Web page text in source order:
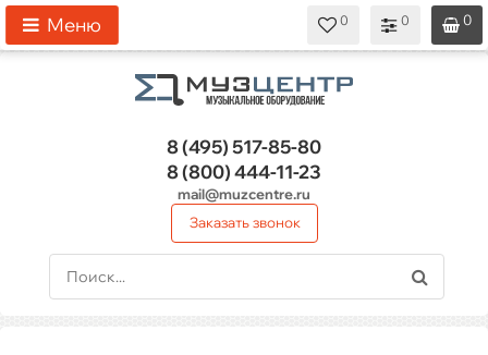
0
0
0
Меню
8 (495)517-85-80
8 (800)444-11-23
mail@muzcentre.ru
Заказать звонок